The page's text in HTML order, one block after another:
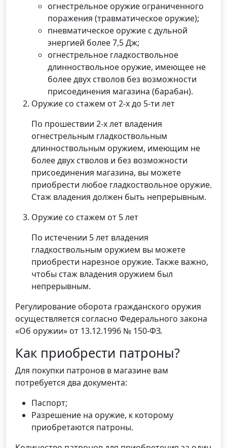
огнестрельное оружие ограниченного
поражения (травматическое оружие);
пневматическое оружие с дульной
энергией более 7,5 Дж;
огнестрельное гладкоствольное
длинноствольное оружие, имеющее не
более двух стволов без возможности
присоединения магазина (барабан).
Оружие со стажем от 2-х до 5-ти лет
По прошествии 2-х лет владения
огнестрельным гладкоствольным
длинноствольным оружием, имеющим не
более двух стволов и без возможности
присоединения магазина, вы можете
приобрести любое гладкоствольное оружие.
Стаж владения должен быть непрерывным.
Оружие со стажем от 5 лет
По истечении 5 лет владения
гладкоствольным оружием вы можете
приобрести нарезное оружие. Также важно,
чтобы стаж владения оружием был
непрерывным.
Регулирование оборота гражданского оружия
осуществляется согласно Федерального закона
«Об оружии» от 13.12.1996 № 150-ФЗ.
Как приобрести патроны?
Для покупки патронов в магазине вам
потребуется два документа:
Паспорт;
Разрешение на оружие, к которому
приобретаются патроны.